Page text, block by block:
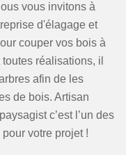
vous invitons à
d'élagage et
couper vos bois à
réalisations, il
afin de les
de bois. Artisan
c’est l’un des
votre projet !